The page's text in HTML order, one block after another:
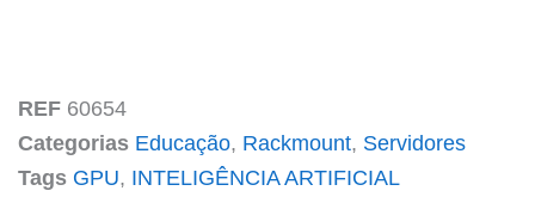
REF 60654
Categorias Educação, Rackmount, Servidores
Tags GPU, INTELIGÊNCIA ARTIFICIAL